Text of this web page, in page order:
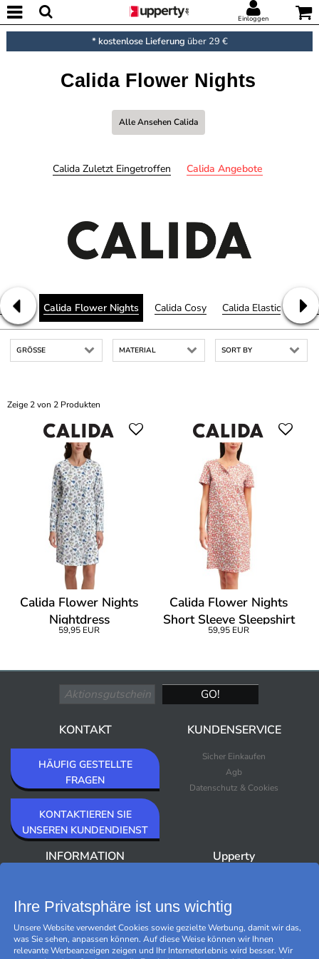
Einloggen
* kostenlose Lieferung über 29 €
Calida Flower Nights
Alle Ansehen Calida
Calida Zuletzt Eingetroffen Calida Angebote
Calida Flower Nights Calida Cosy Calida Elastic
GRÖSSE MATERIAL SORT BY
Zeige 2 von 2 Produkten
Calida Flower Nights
Nightdress
59,95 EUR
Calida Flower Nights
Short Sleeve Sleepshirt
59,95 EUR
KONTAKT
HÄUFIG GESTELLTE
FRAGEN
KONTAKTIEREN SIE
UNSEREN KUNDENDIENST
KUNDENSERVICE
Sicher Einkaufen
Agb
Datenschutz & Cookies
INFORMATION
Newsletter
Upperty
Bestseller
Outlet
Marken
Black Friday
Ihre Privatsphäre ist uns wichtig
Unsere Website verwendet Cookies sowie gezielte Werbung, damit wir das,
was Sie sehen, anpassen können. Auf diese Weise können wir Ihnen
relevante Werbeanzeigen zeigen und Ihr Interneterlebnis wird besser. Wir